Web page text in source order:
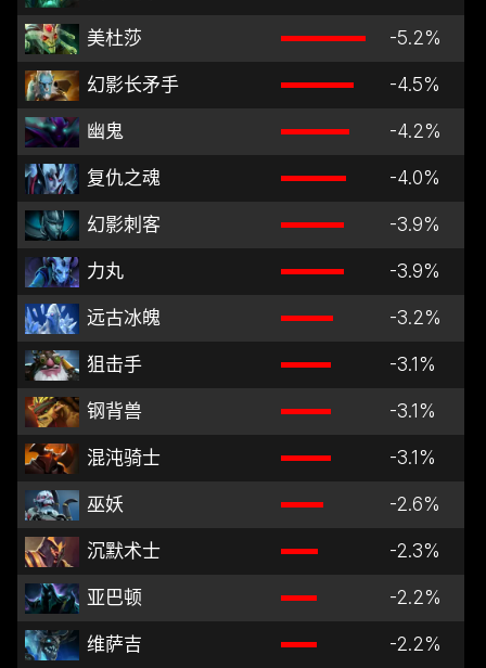
美杜莎 -5.2%
幻影长矛手 -4.5%
幽鬼 -4.2%
复仇之魂 -4.0%
幻影刺客 -3.9%
力丸 -3.9%
远古冰魄 -3.2%
狙击手 -3.1 %
钢背兽 -3.1 %
混沌骑士 -3.1 %
巫妖 -2.6%
沉默术士 -2.3%
亚巴顿 -2.2%
维萨吉 -2.2%